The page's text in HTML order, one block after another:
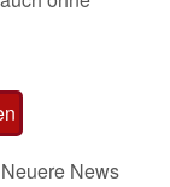
Neuere News